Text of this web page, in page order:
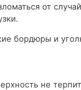
от
бордюры и
не